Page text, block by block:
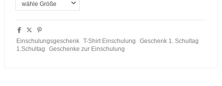
Einschulungsgeschenk T-Shirt Einschulung
Geschenk 1. Schultag
1.Schultag
Geschenke zur Einschulung